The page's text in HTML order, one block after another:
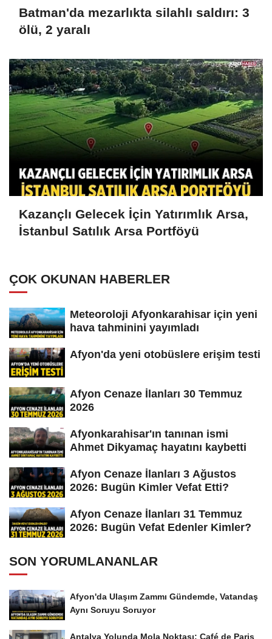
Batman'da mezarlıkta silahlı saldırı: 3
ölü, 2 yaralı
Kazançlı Gelecek İçin Yatırımlık Arsa,
İstanbul Satılık Arsa Portföyü
ÇOK OKUNAN HABERLER
Meteoroloji Afyonkarahisar için yeni
hava tahminini yayımladı
Afyon'da yeni otobüslere erişim testi
Afyon Cenaze İlanları 30 Temmuz
2026
Afyonkarahisar'ın tanınan ismi
Ahmet Dikyamaç hayatını kaybetti
Afyon Cenaze İlanları 3 Ağustos
2026: Bugün Kimler Vefat Etti?
Afyon Cenaze İlanları 31 Temmuz
2026: Bugün Vefat Edenler Kimler?
SON YORUMLANANLAR
Afyon'da Ulaşım Zammı Gündemde, Vatandaş
Aynı Soruyu Soruyor
Antalya Yolunda Mola Noktası: Café de Paris